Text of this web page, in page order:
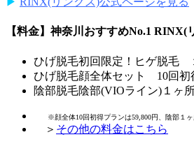
【料金】神奈川おすすめNo.1 RINX(
ひげ脱毛初回限定！ヒゲ脱毛
ひげ脱毛顔全体セット 10回初
陰部脱毛陰部(VIOライン)１ヶ
※顔全体10回初得プランは59,800円、陰部１ヶ
＞ その他の料金はこちら